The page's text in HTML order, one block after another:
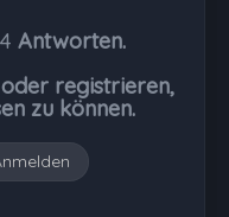
Antworten.
registrieren,
zu können.